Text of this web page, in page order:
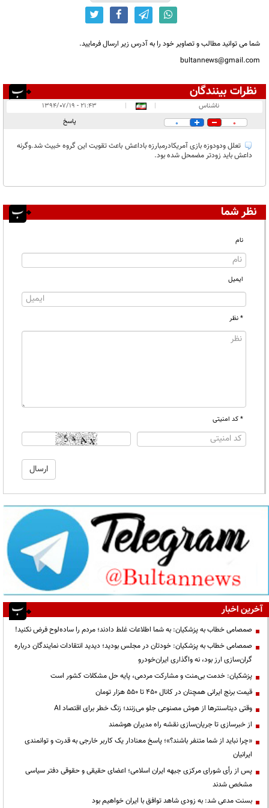
شما می توانید مطالب و تصاویر خود را به آدرس زیر ارسال فرمایید.
bultannews@gmail.com
نظرات بینندگان
در انتظار بررسی:
ناشناس |
|
۲۱:۴۳ - ۱۳۹۴/۰۷/۱۹
0
0 پاسخ
تعلل ودودوزه بازی آمریکادرمبارزه باداعش باعث تقویت این گروه خبیث شد.وگرنه
داعش باید زودتر مضمحل شده بود.
نظر شما
نام
ایمیل
* نظر
* کد امنیتی
آخرین اخبار
صمصامی خطاب به پزشکیان: به شما اطلاعات غلط دادند؛ مردم را ساده‌لوح فرض نکنید!
صمصامی خطاب به پزشکیان: خودتان در مجلس بودید؛ دیدید انتقادات نمایندگان درباره
گران‌سازی ارز بود، نه واگذاری ایران‌خودرو
پزشکیان: خدمت بی‌منت و مشارکت مردمی، پایه حل مشکلات کشور است
قیمت‌ برنج ایرانی همچنان در کانال ۴۵۰ تا ۵۵۰ هزار تومان
وقتی دیتاسنترها از هوش مصنوعی جلو می‌زنند؛ زنگ خطر برای اقتصاد AI
از خبرسازی تا جریان‌سازی نقشه راه مدیران هوشمند
«چرا نباید از شما متنفر باشند؟»؛ پاسخ معنادار یک کاربر خارجی به قدرت و توانمندی
ایرانیان
پس از رأی شورای مرکزی جبهه ایران اسلامی؛ اعضای حقیقی و حقوقی دفتر سیاسی
مشخص شدند
بسنت مدعی شد: به زودی شاهد توافق با ایران خواهیم بود